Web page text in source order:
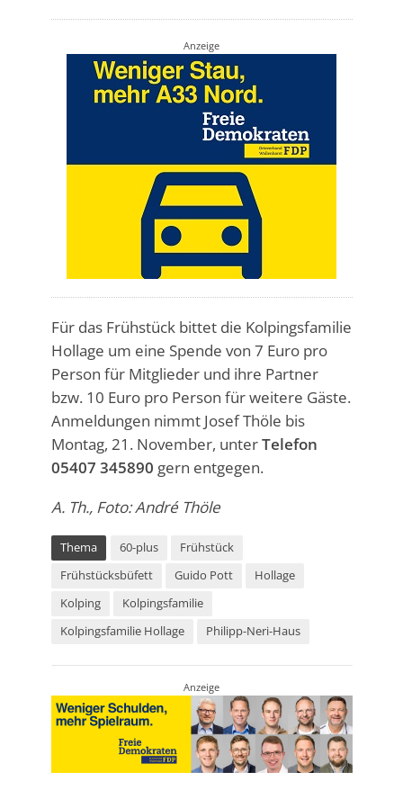
Anzeige
Für das Frühstück bittet die Kolpingsfamilie
Hollage um eine Spende von 7 Euro pro
Person für Mitglieder und ihre Partner
bzw. 10 Euro pro Person für weitere Gäste.
Anmeldungen nimmt Josef Thöle bis
Montag, 21. November, unterTelefon
05407 345890 gern entgegen.
A. Th., Foto: André Thöle
Thema 60-plus
Frühstück
Frühstücksbüfett
Guido Pott
Hollage
Kolping
Kolpingsfamilie
Kolpingsfamilie Hollage
Philipp-Neri-Haus
Anzeige